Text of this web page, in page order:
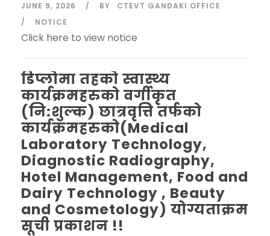
JUNE 9, 2026 BY
CTEVT GANDAKI OFFICE
NOTICE
Click here to view notice
डिप्लोमा तहको स्वास्थ्य
कार्यक्रमहरुको वर्गीकृत
(नि:शुल्क) छात्रवृत्ति तर्फको
कार्यक्रमहरुको(Medical
Laboratory Technology,
Diagnostic Radiography,
Hotel Management, Food and
Dairy Technology , Beauty
and Cosmetology) योग्यताक्रम
सूची प्रकाशन !!